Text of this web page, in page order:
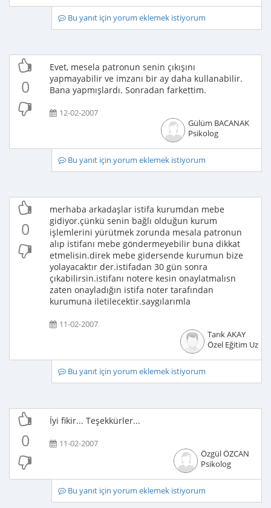
Bu yanıt için yorum eklemek istiyorum
0
Evet, mesela patronun senin çıkışını
yapmayabilir ve imzanı bir ay daha kullanabilir.
Bana yapmışlardı. Sonradan farkettim.
12-02-2007
Gülüm BACANAK
Psikolog
Bu yanıt için yorum eklemek istiyorum
0
merhaba arkadaşlar istifa kurumdan mebe
gidiyor.çünkü senin bağlı olduğun kurum
işlemlerini yürütmek zorunda mesala patronun
alıp istifanı mebe göndermeyebilir buna dikkat
etmelisin.direk mebe gidersende kurumun bize
yolayacaktır der.istifadan 30 gün sonra
çıkabilirsin.istifanı notere kesin onaylatmalısn
zaten onayladığın istifa noter tarafından
kurumuna iletilecektir.saygılarımla
11-02-2007
Tarık AKAY
Özel Eğitim
Bu yanıt için yorum eklemek istiyorum
0
İyi fikir... Teşekkürler...
11-02-2007
Özgül ÖZCAN
Psikolog
Bu yanıt için yorum eklemek istiyorum